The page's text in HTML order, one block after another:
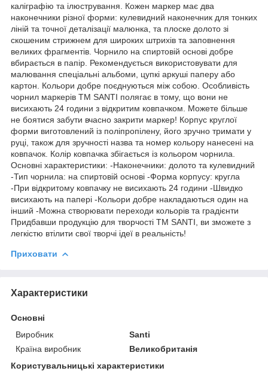
каліграфію та ілюстрування. Кожен маркер має два
наконечники різної форми: кулевидний наконечник для тонких
ліній та точної деталізації малюнка, та плоске долото зі
скошеним стрижнем для широких штрихів та заповнення
великих фрагментів. Чорнило на спиртовій основі добре
вбирається в папір. Рекомендується використовувати для
малювання спеціальні альбоми, цупкі аркуші паперу або
картон. Кольори добре поєднуються між собою. Особливість
чорнил маркерів ТМ SANTI полягає в тому, що вони не
висихають 24 години з відкритим ковпачком. Можете більше
не боятися забути вчасно закрити маркер! Корпус круглої
форми виготовлений із поліпропілену, його зручно тримати у
руці, також для зручності назва та номер кольору нанесені на
ковпачок. Колір ковпачка збігається із кольором чорнила.
Основні характеристики: -Наконечники: долото та кулевидний
-Тип чорнила: на спиртовій основі -Форма корпусу: кругла
-При відкритому ковпачку не висихають 24 години -Швидко
висихають на папері -Кольори добре накладаються один на
інший -Можна створювати переходи кольорів та градієнти
Придбавши продукцію для творчості ТМ SANTI, ви зможете з
легкістю втілити свої творчі ідеї в реальність!
Приховати
Характеристики
Основні
Виробник
Santi
Країна виробник
Великобританія
Користувальницькі характеристики